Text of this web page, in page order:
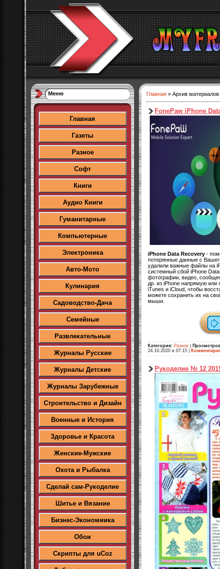
Меню
Главная
Газеты
Разное
Софт
Книги
Аудио Книги
Гуманитарные
Компьютерные
Электроника
Авто-Мото
Кулинария
Садоводство-Дача
Семейные
Развлекательные
Журналы Русские
Журналы Детские
Журналы Зарубежные
Строительство и Дизайн
Военные и История
Здоровье и Красота
Женские-Мужские
Охота и Рыбалка
Сделай сам-Рукоделие
Шитье и Вязание
Бизнес-Экономиика
Обои
Скрипты для uCoz
Главная » Архив материалов
FonePaw iPhone
iPhone Data Recovery -
потерянные данные с
удалили важные файлы на
системный сбой iPhone
фотографии, видео,
др. из iPhone напрямую или
iTunes и iCloud, чтобы
можете сохранить их на
мыши.
Категория: Разное
24.10.2020 в 07:15
Рукоделие № 12